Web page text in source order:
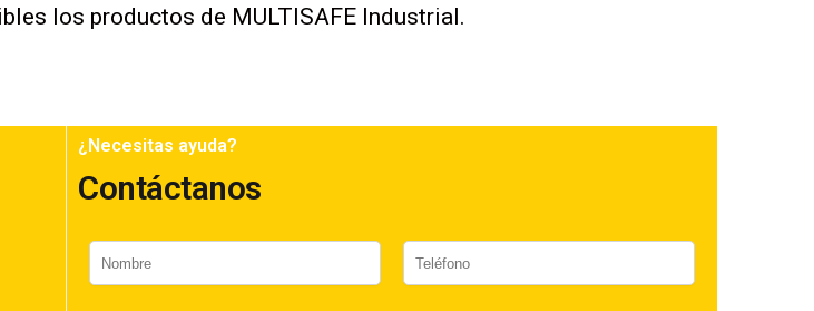
los productos de MULTISAFE Industrial.
¿Necesitas ayuda?
Contáctanos